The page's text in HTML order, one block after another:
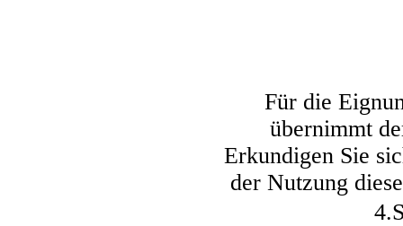
Für die
übernimmt
Erkundigen Sie
der Nutzung